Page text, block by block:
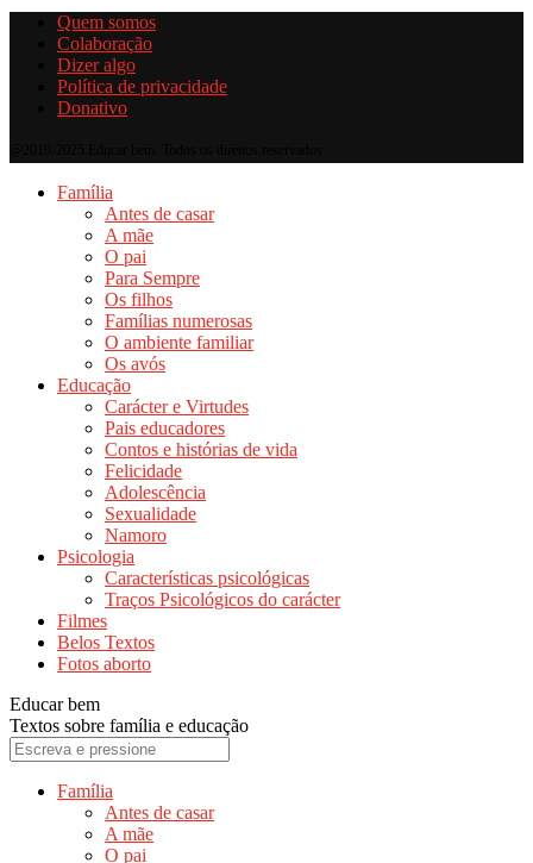
Quem somos
Colaboração
Dizer algo
Política de privacidade
Donativo
Família
Antes de casar
A mãe
O pai
Para Sempre
Os filhos
Famílias numerosas
O ambiente familiar
Os avós
Educação
Carácter e Virtudes
Pais educadores
Contos e histórias de vida
Felicidade
Adolescência
Sexualidade
Namoro
Psicologia
Características psicológicas
Traços Psicológicos do carácter
Filmes
Belos Textos
Fotos aborto
Educar bem
Textos sobre família e educação
Família
Antes de casar
A mãe
O pai